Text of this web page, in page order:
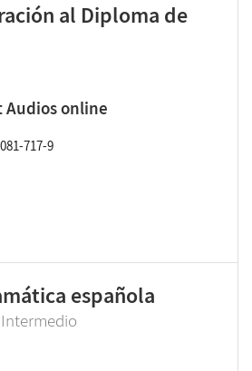
al Diploma de
online
717-9
española